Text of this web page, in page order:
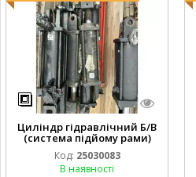
Циліндр гідравлічний Б/В
(система підйому рами)
3X8 87423768
Код: 25030083
В наявності